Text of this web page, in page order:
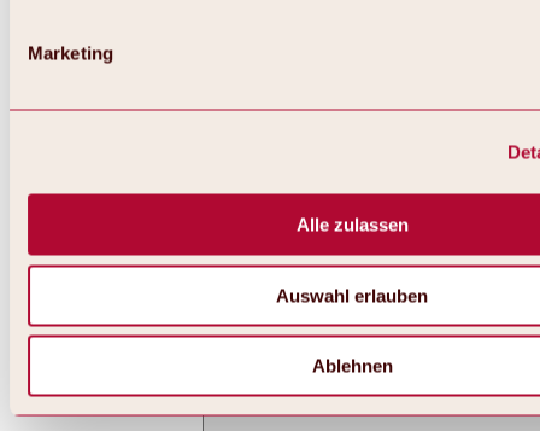
Marketing
Alle zulassen
Auswahl erlauben
Ablehnen
Alles zu Skifahren & Snowboarden | Skigebiete
Skigebiet Hochoetz